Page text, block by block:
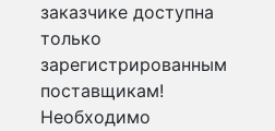
заказчике доступна
только
зарегистрированным
поставщикам!
Необходимо